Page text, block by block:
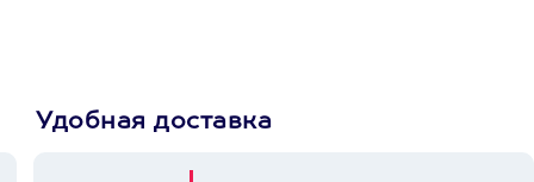
Удобная доставка